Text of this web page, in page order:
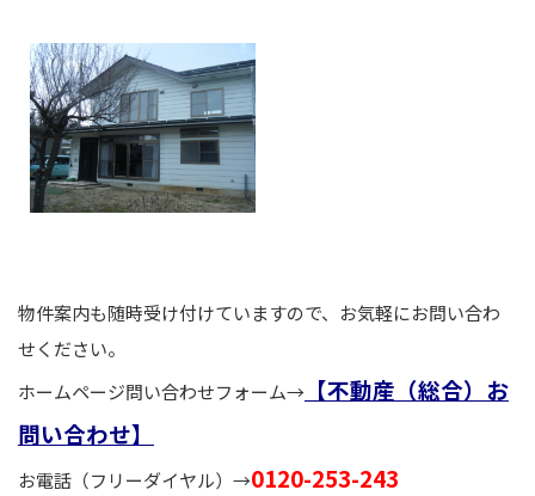
物件案内も随時受け付けていますので、お気軽にお問い合わ
せください。
ホームページ問い合わせフォーム→ 【不動産（総合）お
問い合わせ】
お電話（フリーダイヤル）→0120-253-243